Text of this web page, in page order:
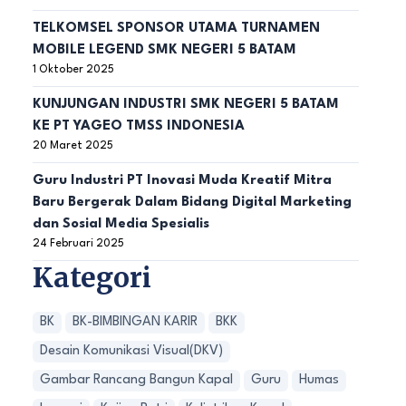
TELKOMSEL SPONSOR UTAMA TURNAMEN
MOBILE LEGEND SMK NEGERI 5 BATAM
1 Oktober 2025
KUNJUNGAN INDUSTRI SMK NEGERI 5 BATAM
KE PT YAGEO TMSS INDONESIA
20 Maret 2025
Guru Industri PT Inovasi Muda Kreatif Mitra
Baru Bergerak Dalam Bidang Digital Marketing
dan Sosial Media Spesialis
24 Februari 2025
Kategori
BK BK-BIMBINGAN KARIR BKK
Desain Komunikasi Visual(DKV)
Gambar Rancang Bangun Kapal Guru Humas